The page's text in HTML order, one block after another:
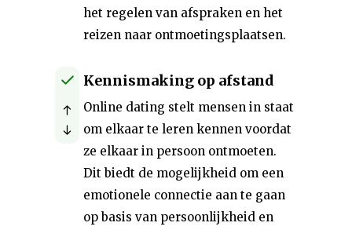
het regelen van afspraken en het
reizen naar ontmoetingsplaatsen.
Kennismaking op afstand
Online dating stelt mensen in staat
om elkaar te leren kennen voordat
ze elkaar in persoon ontmoeten.
Dit biedt de mogelijkheid om een
emotionele connectie aan te gaan
op basis van persoonlijkheid en